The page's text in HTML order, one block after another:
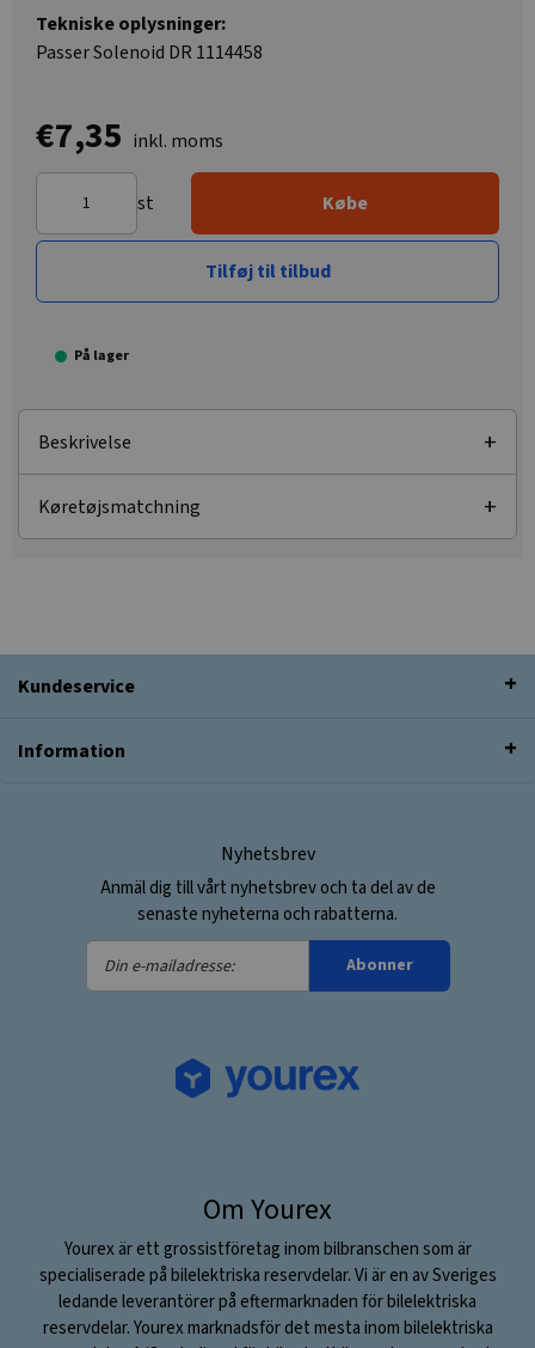
Tekniske oplysninger:
Passer Solenoid DR 1114458
€7,35 inkl. moms
st Købe
Tilføj til tilbud
På lager
Beskrivelse
Køretøjsmatchning
Kundeservice
Information
Nyhetsbrev
Anmäl dig till vårt nyhetsbrev och ta del av de
senaste nyheterna och rabatterna.
Din
e-
Abonner
Om Yourex
Yourex är ett grossistföretag inom bilbranschen som är
specialiserade på bilelektriska reservdelar. Vi är en av Sveriges
ledande leverantörer på eftermarknaden för bilelektriska
reservdelar. Yourex marknadsför det mesta inom bilelektriska